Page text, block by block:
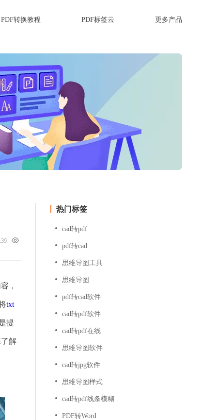
PDF转换教程 PDF标签云 更多产品
，
txt
提
解
热门标签
cad转pdf
pdf转cad
思维导图工具
思维导图
pdf转cad软件
cad转pdf软件
cad转pdf在线
思维导图软件
cad转jpg软件
思维导图样式
cad转pdf线条模糊
PDF转Word